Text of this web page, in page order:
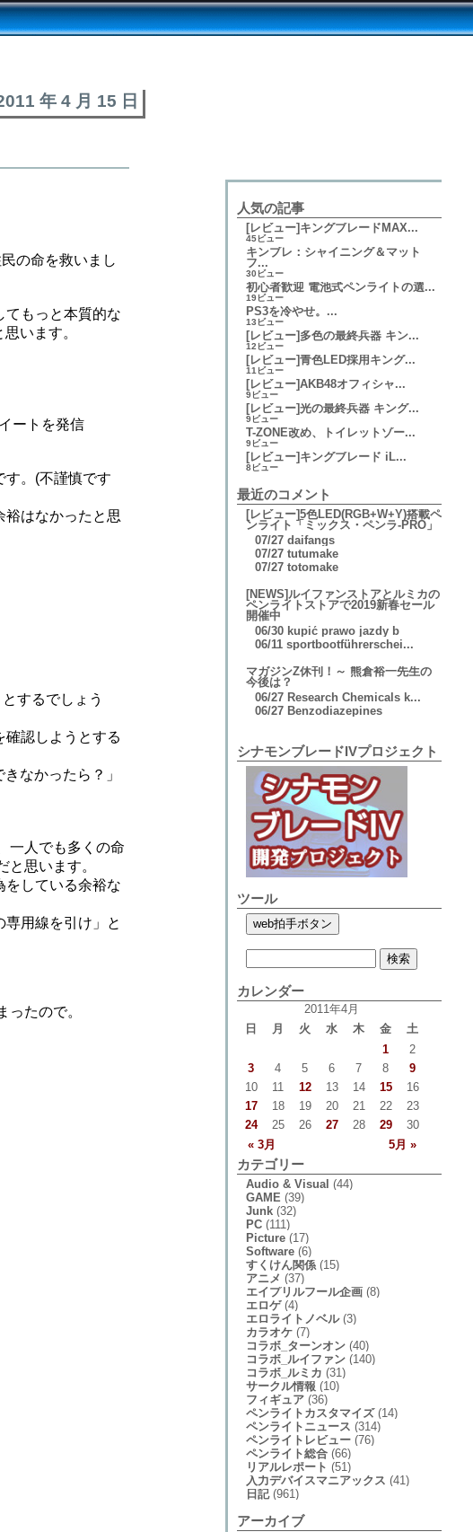
年 4 月 15 日
の命を救いまし
てもっと本質的な
います。
ートを発信
す。(不謹慎です
裕はなかったと思
するでしょう
確認しようとする
なかったら？」
一人でも多くの命
思います。
をしている余裕な
用線を引け」と
たので。
人気の記事
[レビュー]キングブレードMAX...
45ビュー
キンブレ：シャイニング＆マット
フ...
30ビュー
初心者歓迎 電池式ペンライトの選...
19ビュー
PS3を冷やせ。...
13ビュー
[レビュー]多色の最終兵器 キン...
12ビュー
[レビュー]青色LED採用キング...
11ビュー
[レビュー]AKB48オフィシャ...
9ビュー
[レビュー]光の最終兵器 キング...
9ビュー
T-ZONE改め、トイレットゾー...
9ビュー
[レビュー]キングブレード iL...
8ビュー
最近のコメント
[レビュー]5色LED(RGB+W+Y)搭載ペ
ンライト「ミックス・ペンラ-PRO」
07/27 daifangs
07/27 tutumake
07/27 totomake
[NEWS]ルイファンストアとルミカの
ペンライトストアで2019新春セール
開催中
06/30 kupić prawo jazdy b
06/11 sportbootführerschei...
マガジンZ休刊！～ 熊倉裕一先生の
今後は？
06/27 Research Chemicals k...
06/27 Benzodiazepines
シナモンブレードIVプロジェクト
ツール
カレンダー
2011年4月
日
月 火 水 木 金 土
« 3月 5月 »
1
2
3
4 5 6 7 8
9
10
11 12 13 14 15
16
17
18 19 20 21 22
23
24
25 26 27 28 29 30
カテゴリー
Audio & Visual (44)
GAME (39)
Junk(32)
PC(111)
Picture(17)
Software(6)
すくけん関係(15)
アニメ (37)
エイプリルフール企画(8)
エロゲ(4)
エロライトノベル(3)
カラオケ(7)
コラボ_ターンオン(40)
コラボ_ルイファン(140)
コラボ_ルミカ (31)
サークル情報 (10)
フィギュア(36)
ペンライトカスタマイズ(14)
ペンライトニュース (314)
ペンライトレビュー(76)
ペンライト総合(66)
リアルレポート (51)
入力デバイスマニアックス (41)
日記(961)
アーカイブ